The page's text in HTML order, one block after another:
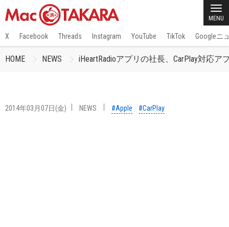
MENU
X Facebook Threads Instagram YouTube TikTok Googleニ
HOME NEWS iHeartRadioアプリの社長、CarPlay対応
2014年03月07日(金) NEWS #Apple #CarPlay